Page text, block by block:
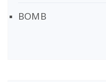
BOMB